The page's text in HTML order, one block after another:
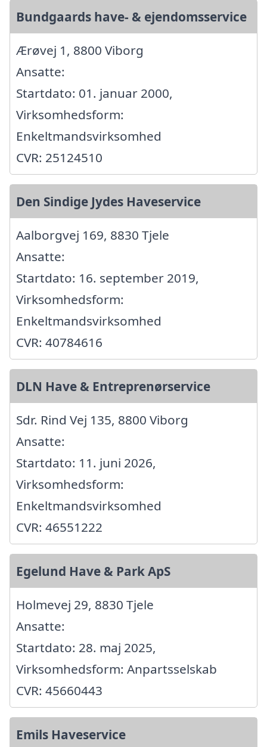
Bundgaards have- & ejendomsservice
Ærøvej 1, 8800 Viborg
Ansatte:
Startdato: 01. januar 2000,
Virksomhedsform:
Enkeltmandsvirksomhed
CVR: 25124510
Den Sindige Jydes Haveservice
Aalborgvej 169, 8830 Tjele
Ansatte:
Startdato: 16. september 2019,
Virksomhedsform:
Enkeltmandsvirksomhed
CVR: 40784616
DLN Have & Entreprenørservice
Sdr. Rind Vej 135, 8800 Viborg
Ansatte:
Startdato: 11. juni 2026,
Virksomhedsform:
Enkeltmandsvirksomhed
CVR: 46551222
Egelund Have & Park ApS
Holmevej 29, 8830 Tjele
Ansatte:
Startdato: 28. maj 2025,
Virksomhedsform: Anpartsselskab
CVR: 45660443
Emils Haveservice